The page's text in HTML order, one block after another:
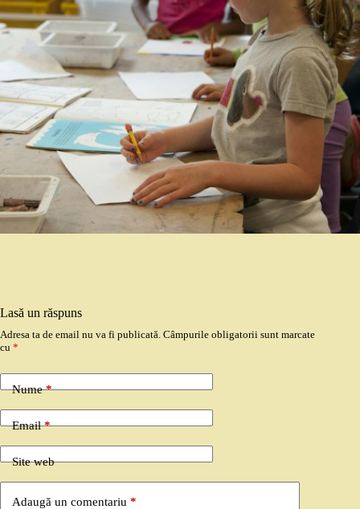
Lasă un răspuns
Adresa ta de email nu va fi publicată. Câmpurile obligatorii sunt marcate
cu *
Nume*
Email*
Site web
Adaugă un comentariu *